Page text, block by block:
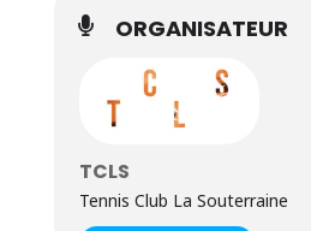
ORGANISATEUR
TCLS
Tennis Club La Souterraine